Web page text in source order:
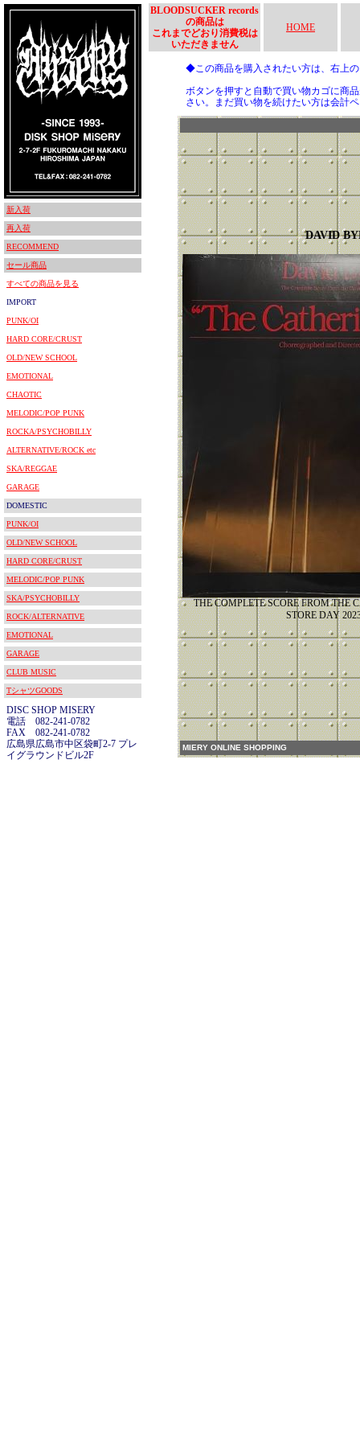
新入荷
再入荷
RECOMMEND
セール商品
すべての商品を見る
IMPORT
PUNK/OI
HARD CORE/CRUST
OLD/NEW SCHOOL
EMOTIONAL
CHAOTIC
MELODIC/POP PUNK
ROCKA/PSYCHOBILLY
ALTERNATIVE/ROCK etc
SKA/REGGAE
GARAGE
DOMESTIC
PUNK/OI
OLD/NEW SCHOOL
HARD CORE/CRUST
MELODIC/POP PUNK
SKA/PSYCHOBILLY
ROCK/ALTERNATIVE
EMOTIONAL
GARAGE
CLUB MUSIC
TシャツGOODS
DISC SHOP MISERY
電話 082-241-0782
FAX 082-241-0782
広島県広島市中区袋町2-7 プレ
イグラウンドビル2F
BLOODSUCKER records
の商品は
これまでどおり消費税は
いただきません
HOME
◆この商品を購入されたい方は、右上
ボタンを押すと自動で買い物カゴに商
さい。まだ買い物を続けたい方は会計
DAVID
THE COMPLETE SCORE FROM THE
STORE DAY
MIERY ONLINE SHOPPING